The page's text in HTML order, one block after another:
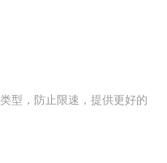
型，防止限速，提供更好的